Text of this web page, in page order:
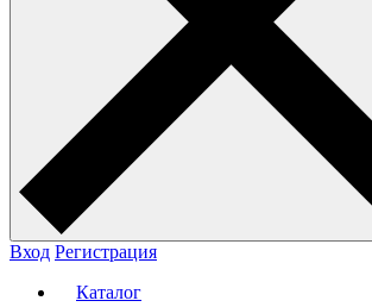
Вход Регистрация
Каталог